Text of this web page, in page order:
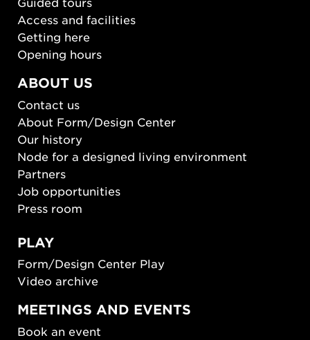
Access and facilities
Getting here
Opening hours
ABOUT US
Contact us
About Form/Design Center
Our history
Node for a designed living environment
Partners
Job opportunities
Press room
PLAY
Form/Design Center Play
Video archive
MEETINGS AND EVENTS
Book an event